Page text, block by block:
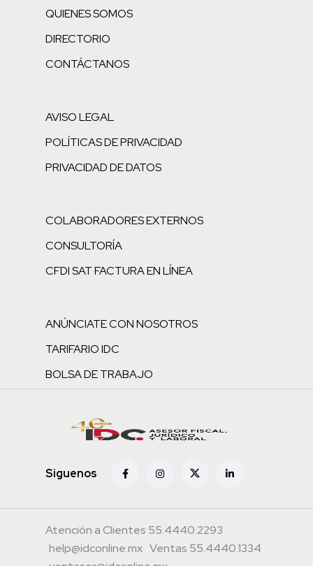
QUIENES SOMOS
DIRECTORIO
CONTÁCTANOS
AVISO LEGAL
POLÍTICAS DE PRIVACIDAD
PRIVACIDAD DE DATOS
COLABORADORES EXTERNOS
CONSULTORÍA
CFDI SAT FACTURA EN LÍNEA
ANÚNCIATE CON NOSOTROS
TARIFARIO IDC
BOLSA DE TRABAJO
Siguenos
Atención a Clientes 55.4440.2293
help@idconline.mx Ventas 55.4440.1334